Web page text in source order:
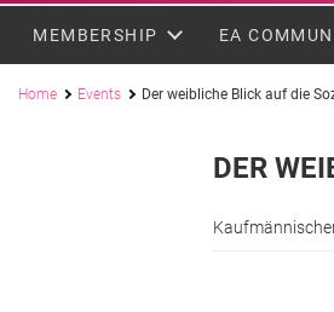
MEMBERSHIP EA
Pfadnavigation
Home Events Der weibliche Blick auf die
DER